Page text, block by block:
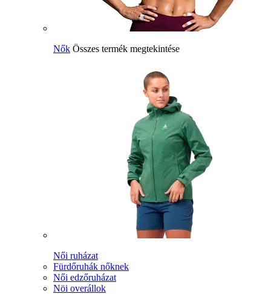
Nők Összes termék megtekintése
Női ruházat
Fürdőruhák nőknek
Női edzőruházat
Nöi overállok